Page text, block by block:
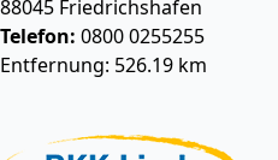
88045 Friedrichshafen
Telefon: 0800 0255255
Entfernung: 526.19 km